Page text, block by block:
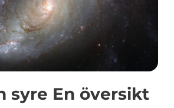
syre En översikt